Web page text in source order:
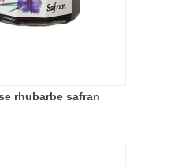
rhubarbe safran